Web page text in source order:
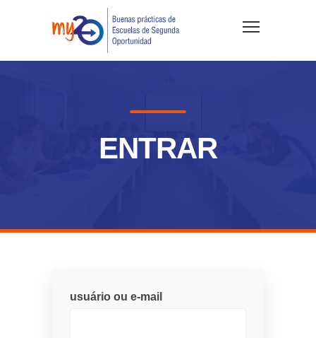
ENTRAR
usuário ou e-mail